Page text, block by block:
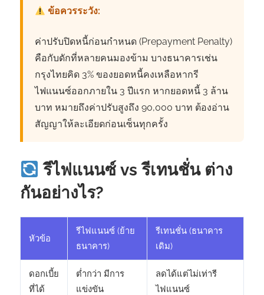
ข้อควรระวัง:
ค่าปรับปิดหนี้ก่อนกำหนด (Prepayment Penalty)
คือกับดักที่หลายคนมองข้าม บางธนาคารเช่น
กรุงไทยคิด 3% ของยอดหนี้คงเหลือหากรี
ไฟแนนซ์ออกภายใน 3 ปีแรก หากยอดหนี้ 3 ล้าน
บาท หมายถึงค่าปรับสูงถึง 90,000 บาท ต้องอ่าน
สัญญาให้ละเอียดก่อนเซ็นทุกครั้ง
รีไฟแนนซ์ vs รีเทนชั่น ต่าง
กันอย่างไร?
หัวข้อ
รีไฟแนนซ์ (ย้าย
ธนาคาร)
รีเทนชั่น (ธนาคาร
เดิม)
ดอกเบี้ย
ที่ได้
ต่ำกว่า มีการ
แข่งขัน
ลดได้แต่ไม่เท่ารี
ไฟแนนซ์